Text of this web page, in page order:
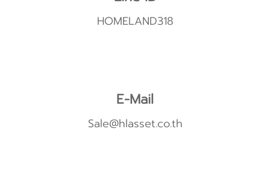
HOMELAND318
E-Mail
Sale@hlasset.co.th